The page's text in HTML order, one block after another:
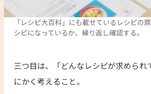
「レシピ大百科」にも載せているレシピの
シピになっているか、繰り返し確認する。
三つ目は、「どんなレシピが求められ
にかく考えること。